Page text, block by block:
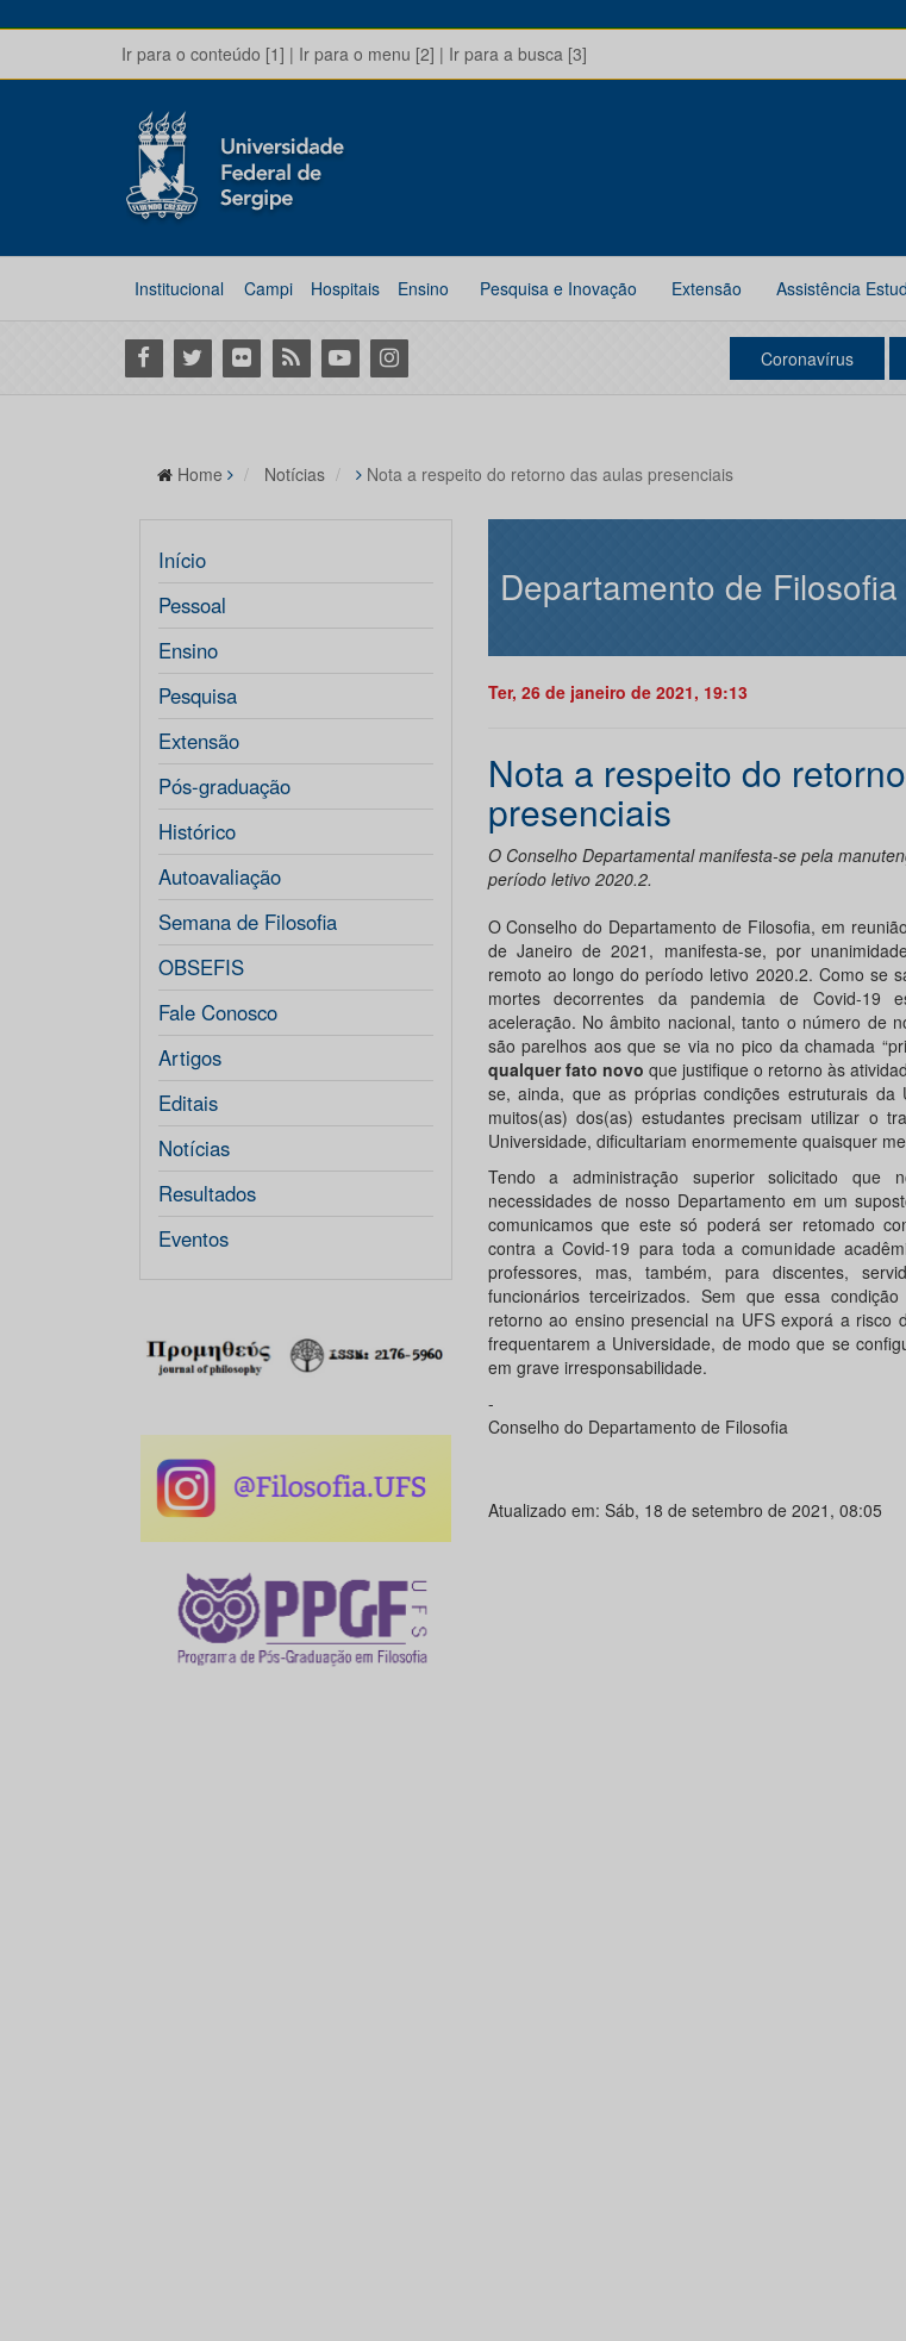
Ir para o conteúdo [1] | Ir para o menu [2] | Ir para a busca [3]
Institucional Campi Hospitais Ensino Pesquisa e Inovação Extensão Assistência
Facebook
Twitter Flickr RSS YoutubeInstagram Coronavírus
Home Notícias Nota a respeito do retorno das aulas presenciais
Início
Pessoal
Ensino
Pesquisa
Extensão
Pós-graduação
Histórico
Autoavaliação
Semana de Filosofia
OBSEFIS
Fale Conosco
Artigos
Editais
Notícias
Resultados
Eventos
Departamento de Filosofia
Ter, 26 de janeiro de 2021, 19:13
Nota a respeito do
presenciais
O Conselho Departamental manifesta-se pela
período letivo 2020.2.
O Conselho do Departamento de Filosofia, em
de Janeiro de 2021, manifesta-se, por
remoto ao longo do período letivo 2020.2. Como se
mortes decorrentes da pandemia de Covid-19
aceleração. No âmbito nacional, tanto o número de
são parelhos aos que se via no pico da chamada
qualquer fato novo que justifique o retorno às
se, ainda, que as próprias condições estruturais
muitos(as) dos(as) estudantes precisam utilizar o
Universidade, dificultariam enormemente quaisquer
Tendo a administração superior solicitado que
necessidades de nosso Departamento em um
comunicamos que este só poderá ser retomado
contra a Covid-19 para toda a comunidade
professores, mas, também, para discentes,
funcionários terceirizados. Sem que essa
retorno ao ensino presencial na UFS exporá a risco
frequentarem a Universidade, de modo que se
em grave irresponsabilidade.
-
Conselho do Departamento de Filosofia
Atualizado em: Sáb, 18 de setembro de 2021, 08:05